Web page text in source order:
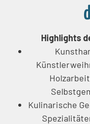
Highlights
Kulinarische